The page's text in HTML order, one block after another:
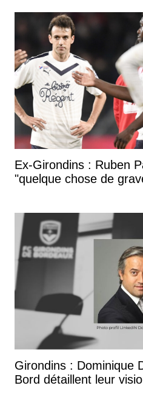
Ex-Girondins : Ruben
"quelque chose de
Girondins : Dominique
Bord détaillent leur